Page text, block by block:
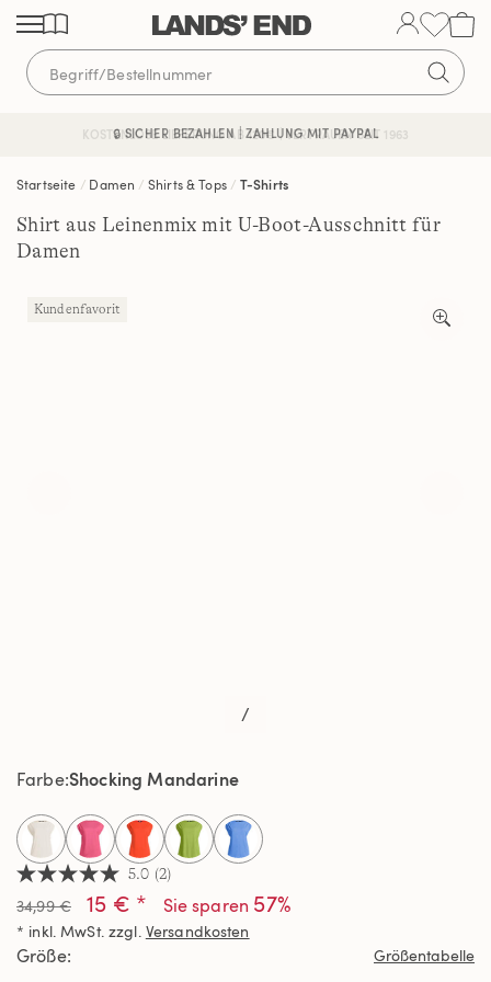
Direkt
zum
Inhalt
Direkt
zur
Navigation
Direkt
zur
Suche
KOSTENLOSE LIEFERUNG AB 120€ | VERTRAUEN SEIT 1963
🔒 SICHER BEZAHLEN | ZAHLUNG MIT PAYPAL
Startseite Damen Shirts & Tops T-Shirts
Shirt aus Leinenmix mit U-Boot-Ausschnitt für
Damen
/
5.0
von
5
Sternen,
Durchschnittswert
5.0 (2)
34,99 € 15 € * Sie sparen 57%
* inkl. MwSt. zzgl. Versandkosten
Farbe Shocking Mandarine
selected
Größe Größentabelle